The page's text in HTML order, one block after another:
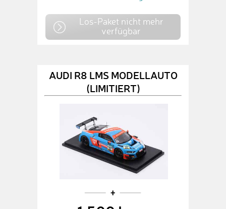
Los-Paket nicht mehr
verfügbar
AUDI R8 LMS MODELLAUTO
(LIMITIERT)